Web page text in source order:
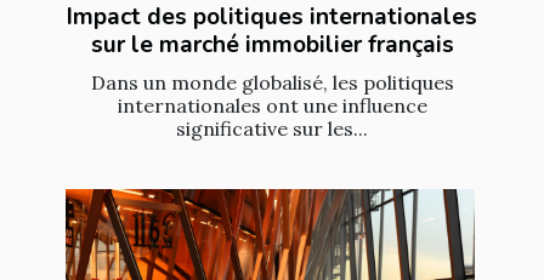
Impact des politiques internationales
sur le marché immobilier français
Dans un monde globalisé, les politiques
internationales ont une influence
significative sur les...